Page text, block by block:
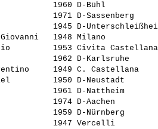
1960 D-Bühl
1971 D-Sassenberg
1945 D-
1948 Milano
1953 Civita
1962 D-Karlsruhe
1949 C. Castellana
1950 D-Neustadt
1961 D-Nattheim
1974 D-Aachen
1959 D-Nürnberg
1947 Vercelli